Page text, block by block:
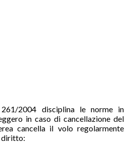
2004 disciplina le norme in
in caso di cancellazione del
cancella il volo regolarmente
diritto: